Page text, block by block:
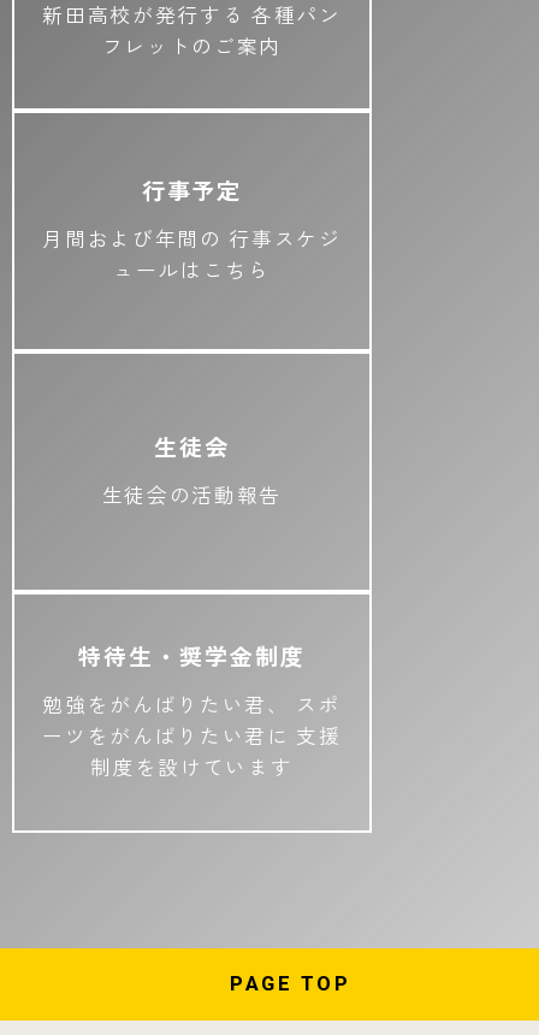
新田高校が発行する 各種パン
フレットのご案内
行事予定
月間および年間の 行事スケジ
ュールはこちら
生徒会
生徒会の活動報告
特待生・奨学金制度
勉強をがんばりたい君、
スポ
ーツをがんばりたい君に 支援
制度を設けています
PAGE TOP